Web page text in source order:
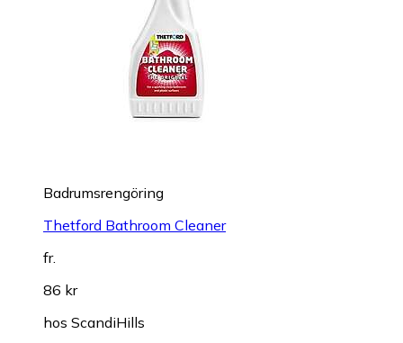
Badrumsrengöring
Thetford Bathroom Cleaner
fr.
86 kr
hos ScandiHills